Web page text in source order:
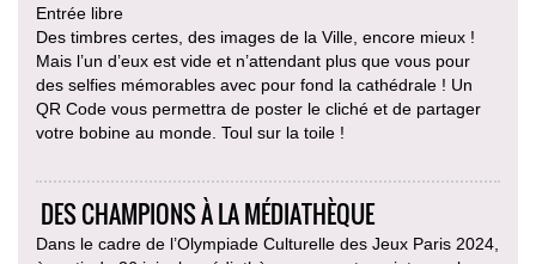
Entrée libre
Des timbres certes, des images de la Ville, encore mieux !
Mais l’un d’eux est vide et n’attendant plus que vous pour
des selfies mémorables avec pour fond la cathédrale ! Un
QR Code vous permettra de poster le cliché et de partager
votre bobine au monde. Toul sur la toile !
DES CHAMPIONS À LA MÉDIATHÈQUE
Dans le cadre de l’Olympiade Culturelle des Jeux Paris 2024,